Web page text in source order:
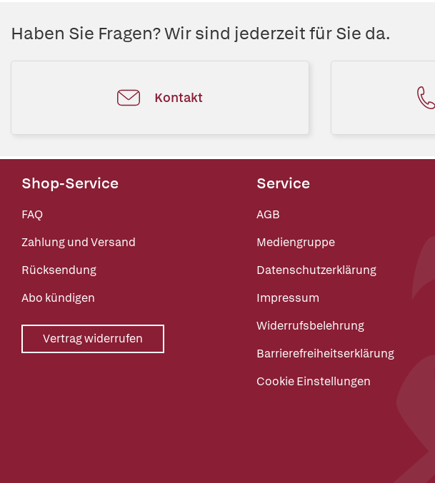
Haben Sie Fragen? Wir sind jederzeit für Sie da.
Kontakt
Shop-Service
FAQ
Zahlung und Versand
Rücksendung
Abo kündigen
Vertrag widerrufen
Service
AGB
Mediengruppe
Datenschutzerklärung
Impressum
Widerrufsbelehrung
Barrierefreiheitserklärung
Cookie Einstellungen